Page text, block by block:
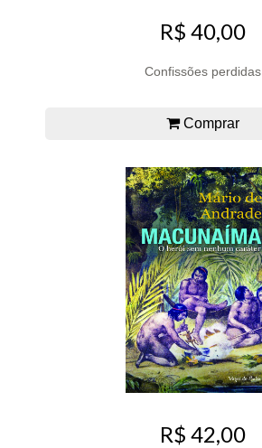
R$ 40,00
Confissões perdidas
Comprar
R$ 42,00